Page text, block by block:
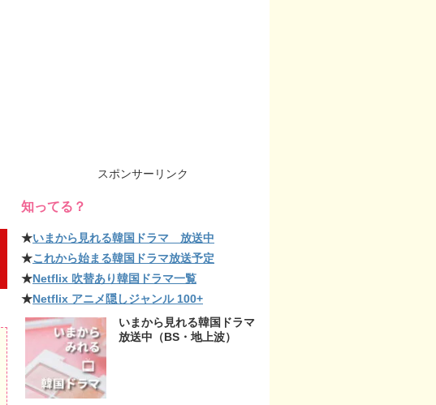
スポンサーリンク
知ってる？
★いまから見れる韓国ドラマ 放送中
★これから始まる韓国ドラマ放送予定
★Netflix 吹替あり韓国ドラマ一覧
★Netflix アニメ隠しジャンル 100+
いまから見れる韓国ドラマ
放送中（BS・地上波）